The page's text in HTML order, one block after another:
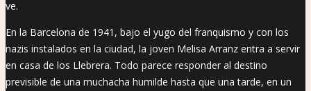
ve.
En la Barcelona de 1941, bajo el yugo del franquismo y con los
nazis instalados en la ciudad, la joven Melisa Arranz entra a servir
en casa de los Llebrera. Todo parece responder al destino
previsible de una muchacha humilde hasta que una tarde, en un